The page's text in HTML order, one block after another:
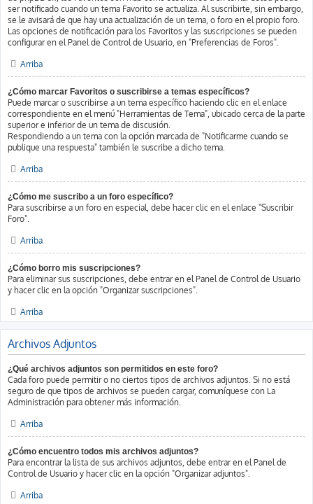
ser notificado cuando un tema Favorito se actualiza. Al suscribirte, sin embargo,
se le avisará de que hay una actualización de un tema, o foro en el propio foro.
Las opciones de notificación para los Favoritos y las suscripciones se pueden
configurar en el Panel de Control de Usuario, en "Preferencias de Foros".
Arriba
¿Cómo marcar Favoritos o suscribirse a temas específicos?
Puede marcar o suscribirse a un tema específico haciendo clic en el enlace
correspondiente en el menú "Herramientas de Tema", ubicado cerca de la parte
superior e inferior de un tema de discusión.
Respondiendo a un tema con la opción marcada de "Notificarme cuando se
publique una respuesta" también le suscribe a dicho tema.
Arriba
¿Cómo me suscribo a un foro específico?
Para suscribirse a un foro en especial, debe hacer clic en el enlace "Suscribir
Foro".
Arriba
¿Cómo borro mis suscripciones?
Para eliminar sus suscripciones, debe entrar en el Panel de Control de Usuario
y hacer clic en la opción "Organizar suscripciones".
Arriba
Archivos Adjuntos
¿Qué archivos adjuntos son permitidos en este foro?
Cada foro puede permitir o no ciertos tipos de archivos adjuntos. Si no está
seguro de que tipos de archivos se pueden cargar, comuníquese con La
Administración para obtener más información.
Arriba
¿Cómo encuentro todos mis archivos adjuntos?
Para encontrar la lista de sus archivos adjuntos, debe entrar en el Panel de
Control de Usuario y hacer clic en la opción "Organizar adjuntos".
Arriba